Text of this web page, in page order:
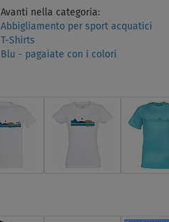
Avanti nella categoria:
Abbigliamento per sport acquatici
T-Shirts
Blu - pagaiate con i colori